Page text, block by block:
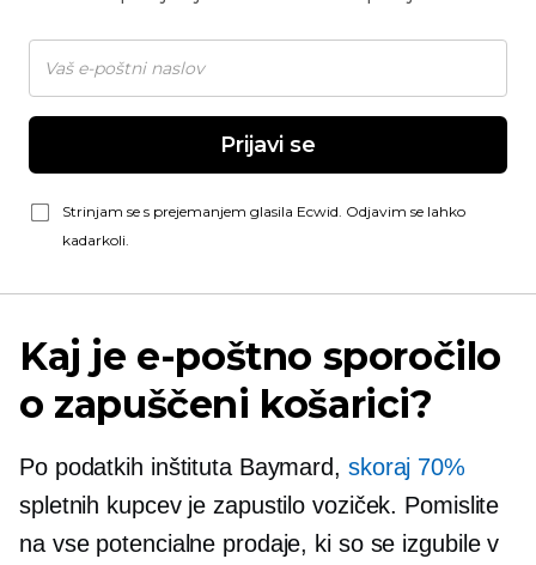
Prijavi se
Strinjam se s prejemanjem glasila Ecwid. Odjavim se lahko
kadarkoli.
Kaj je e-poštno sporočilo
o zapuščeni košarici?
Po podatkih inštituta Baymard, skoraj 70%
spletnih kupcev je zapustilo voziček. Pomislite
na vse potencialne prodaje, ki so se izgubile v